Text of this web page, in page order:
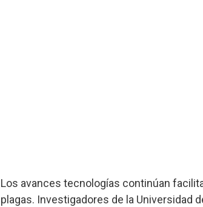
Los avances tecnologías continúan
plagas. Investigadores de la Universidad